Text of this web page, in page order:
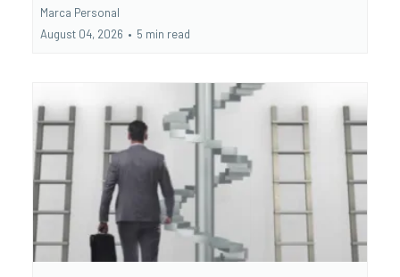
Marca Personal
August 04, 2026 • 5 min read